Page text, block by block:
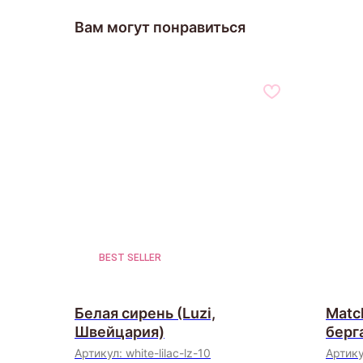
Вам могут понравиться
BEST SELLER
Белая сирень (Luzi,
Швейцария)
Артикул: white-lilac-lz-10